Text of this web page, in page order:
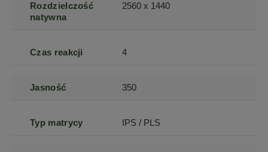
Rozdzielczość
natywna
2560 x 1440
Czas reakcji 4
Jasność 350
Typ matrycy IPS / PLS